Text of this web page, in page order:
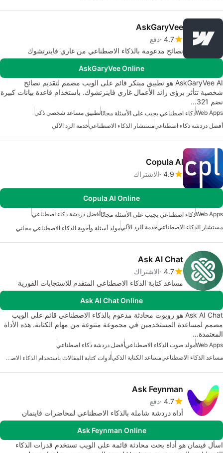
AskGaryVee
4.7 دفع
نصائح مدعومة بالذكاء الاصطناعي من غاري فاينرتشوك
AskGaryVee Online
AskGaryVee AI هو تطبيق مبتكر قائم على الويب مصمم لتقديم نصائح
شخصية تتأثر برؤى رائد الأعمال غاري فاينرتشوك. باستخدام قاعدة بيانات كبيرة
تضم 321…
Web Appsذكاء اصطناعي يجيب على الأسئلة مجانًاتطبيق مساعد شخصي ذكي
أفضل دردشة ذكاء اصطناعيمستشار الذكاء الاصطناعيخدمة الرد الآلي
Copula AI
4.9 الاشتراك
Copula AI Online
Web Appsذكاء اصطناعي يجيب على الأسئلة مجانًاأفضل دردشة ذكاء اصطناعي
مستشار الذكاء الاصطناعيخدمة الرد الآليمولد أسئلة وأجوبة الذكاء الاصطناعي مجاني
Ask AI Chat
4.7 الاشتراك
مساعد كتابة الذكاء الاصطناعي المتقدم للاستجابات الفورية
Ask AI Chat Online
Ask AI Chat هو روبوت محادثة مدعوم بالذكاء الاصطناعي قائم على الويب
مصمم لمساعدة المستخدمين في مجموعة متنوعة من مهام الكتابة. هذه الأداة
المعتمدة…
Web Appsمولد صوت الذكاء الاصطناعيأفضل دردشة ذكاء اصطناعي
مساعد الذكاء الاصطناعيمساعد الكتابة الذكي أدوات كتابة المقالات باستخدام الذكاء الاصطناعي
Ask Feynman
4.7 دفع
أداة دردشة شاملة بالذكاء الاصطناعي لمحاضرات فاينمان
Ask Feynman Online
اسأل فينمان هو أداة بحث محادثة قائمة على الويب تستخدم قدرات الذكاء